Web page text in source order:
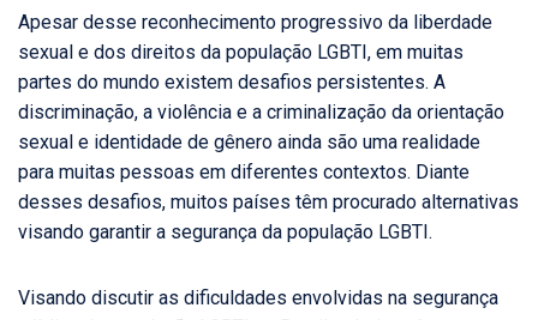
Apesar desse reconhecimento progressivo da liberdade
sexual e dos direitos da população LGBTI, em muitas
partes do mundo existem desafios persistentes. A
discriminação, a violência e a criminalização da orientação
sexual e identidade de gênero ainda são uma realidade
para muitas pessoas em diferentes contextos. Diante
desses desafios, muitos países têm procurado alternativas
visando garantir a segurança da população LGBTI.
Visando discutir as dificuldades envolvidas na segurança